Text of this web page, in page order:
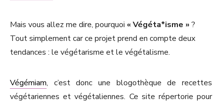
Mais vous allez me dire, pourquoi « Végéta*isme »?
Tout simplement car ce projet prend en compte deux
tendances : le végétarisme et le végétalisme.
Végémiam, c’est donc une blogothèque de recettes
végétariennes et végétaliennes. Ce site répertorie pour